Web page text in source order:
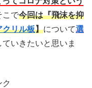
こで今回は『飛沫を抑
クリル板】について選
いきたいと思いま